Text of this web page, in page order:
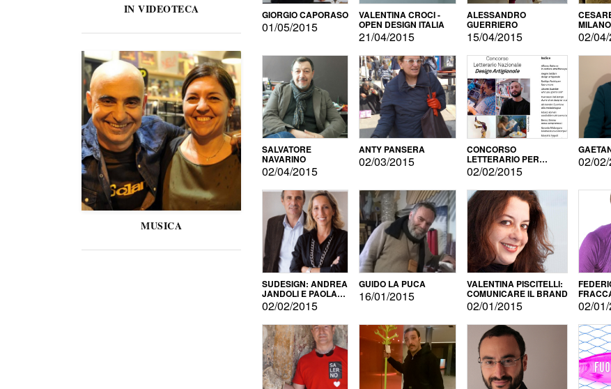
IN VIDEOTECA
MUSICA
GIORGIO CAPORASO
01/05/2015
VALENTINA CROCI -
OPEN DESIGN ITALIA
21/04/2015
ALESSANDRO
GUERRIERO
15/04/2015 02/
SALVATORE
NAVARINO
02/04/2015
ANTY PANSERA
02/03/2015
CONCORSO
LETTERARIO PER
DESIGNER
02/02/2015
02/
SUDESIGN: ANDREA
JANDOLI E PAOLA
PISAPIA
02/02/2015
GUIDO LA PUCA
16/01/2015
VALENTINA PISCITELLI:
COMUNICARE IL BRAND
02/01/2015 LINGUE
02/